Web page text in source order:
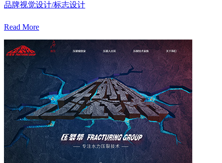
品牌视觉设计/标志设计
Read More